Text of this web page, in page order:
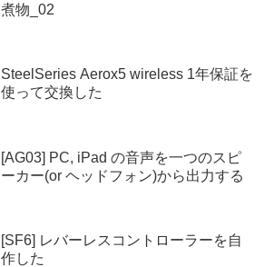
煮物_02
SteelSeries Aerox5 wireless 1年保証を
使って交換した
[AG03] PC, iPad の音声を一つのスピ
ーカー(or ヘッドフォン)から出力する
[SF6] レバーレスコントローラーを自
作した